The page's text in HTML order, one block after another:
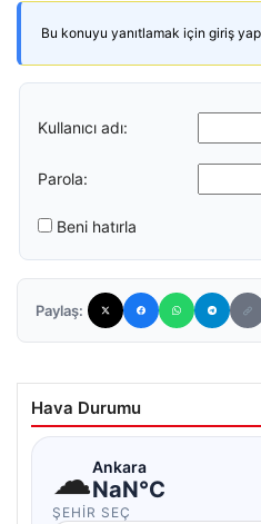
Bu konuyu yanıtlamak için giriş
Kullanıcı adı:
Parola:
Beni hatırla
Paylaş:
Hava Durumu
☁Ankara
NaN°C
ŞEHIR SEÇ